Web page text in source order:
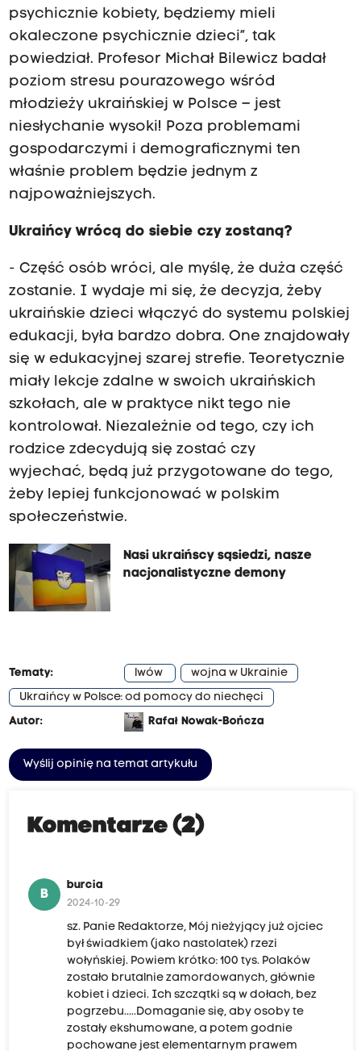
psychicznie kobiety, będziemy mieli
okaleczone psychicznie dzieci”, tak
powiedział. Profesor Michał Bilewicz badał
poziom stresu pourazowego wśród
młodzieży ukraińskiej w Polsce – jest
niesłychanie wysoki! Poza problemami
gospodarczymi i demograficznymi ten
właśnie problem będzie jednym z
najpoważniejszych.
Ukraińcy wrócą do siebie czy zostaną?
- Część osób wróci, ale myślę, że duża część
zostanie. I wydaje mi się, że decyzja, żeby
ukraińskie dzieci włączyć do systemu polskiej
edukacji, była bardzo dobra. One znajdowały
się w edukacyjnej szarej strefie. Teoretycznie
miały lekcje zdalne w swoich ukraińskich
szkołach, ale w praktyce nikt tego nie
kontrolował. Niezależnie od tego, czy ich
rodzice zdecydują się zostać czy
wyjechać, będą już przygotowane do tego,
żeby lepiej funkcjonować w polskim
społeczeństwie.
Nasi ukraińscy sąsiedzi, nasze
nacjonalistyczne demony
Tematy: lwów
wojna w Ukrainie
Ukraińcy w Polsce: od pomocy do niechęci
Autor:
Rafał Nowak-Bończa
Wyślij opinię na temat artykułu
Komentarze (2)
B
burcia
2024-10-29
sz. Panie Redaktorze, Mój nieżyjący już ojciec
był świadkiem (jako nastolatek) rzezi
wołyńskiej. Powiem krótko: 100 tys. Polaków
zostało brutalnie zamordowanych, głównie
kobiet i dzieci. Ich szczątki są w dołach, bez
pogrzebu.....Domaganie się, aby osoby te
zostały ekshumowane, a potem godnie
pochowane jest elementarnym prawem